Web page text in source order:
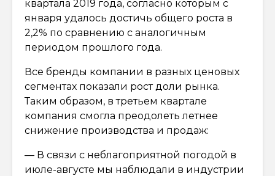
квартала 2019 года, согласно которым с
января удалось достичь общего роста в
2,2% по сравнению с аналогичным
периодом прошлого года.
Все бренды компании в разных ценовых
сегментах показали рост доли рынка.
Таким образом, в третьем квартале
компания смогла преодолеть летнее
снижение производства и продаж:
— В связи с неблагоприятной погодой в
июле-августе мы наблюдали в индустрии